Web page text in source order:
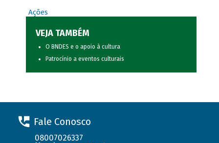
Ações
VEJA TAMBÉM
O BNDES e o apoio à cultura
Patrocínio a eventos culturais
Fale Conosco
08007026337